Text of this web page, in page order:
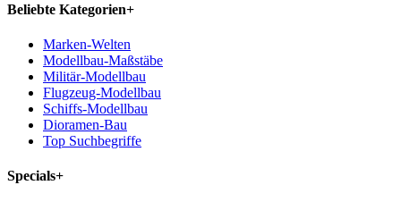
Beliebte Kategorien+
Marken-Welten
Modellbau-Maßstäbe
Militär-Modellbau
Flugzeug-Modellbau
Schiffs-Modellbau
Dioramen-Bau
Top Suchbegriffe
Specials+